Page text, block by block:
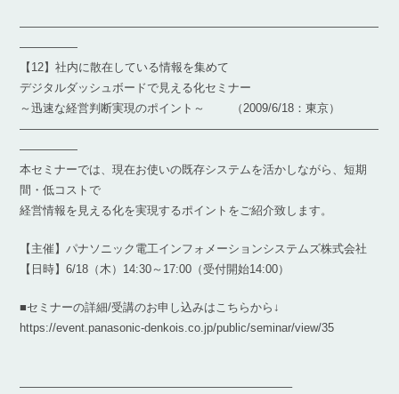
―――――――――――――――――――――――――――――――
―――――
【12】社内に散在している情報を集めて
デジタルダッシュボードで見える化セミナー
～迅速な経営判断実現のポイント～ （2009/6/18：東京）
―――――――――――――――――――――――――――――――
―――――
本セミナーでは、現在お使いの既存システムを活かしながら、短期
間・低コストで
経営情報を見える化を実現するポイントをご紹介致します。
【主催】パナソニック電工インフォメーションシステムズ株式会社
【日時】6/18（木）14:30～17:00（受付開始14:00）
■セミナーの詳細/受講のお申し込みはこちらから↓
https://event.panasonic-denkois.co.jp/public/seminar/view/35
———————————————————————–